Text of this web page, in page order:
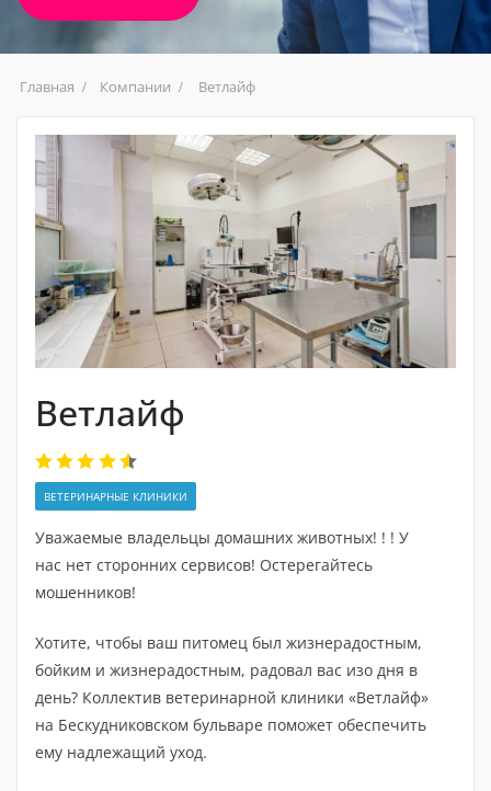
Главная Компании Ветлайф
Ветлайф
ВЕТЕРИНАРНЫЕ КЛИНИКИ
Уважаемые владельцы домашних животных! ! ! У
нас нет сторонних сервисов! Остерегайтесь
мошенников!
Хотите, чтобы ваш питомец был жизнерадостным,
бойким и жизнерадостным, радовал вас изо дня в
день? Коллектив ветеринарной клиники «Ветлайф»
на Бескудниковском бульваре поможет обеспечить
ему надлежащий уход.